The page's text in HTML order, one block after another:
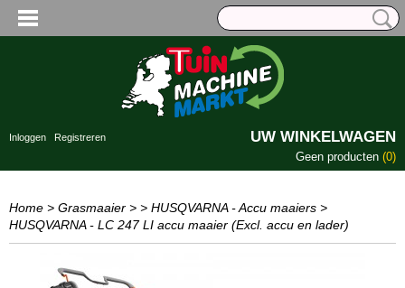
Inloggen Registreren UW WINKELWAGEN
Geen producten (0)
Home > Grasmaaier > > HUSQVARNA - Accu maaiers >
HUSQVARNA - LC 247 LI accu maaier (Excl. accu en lader)